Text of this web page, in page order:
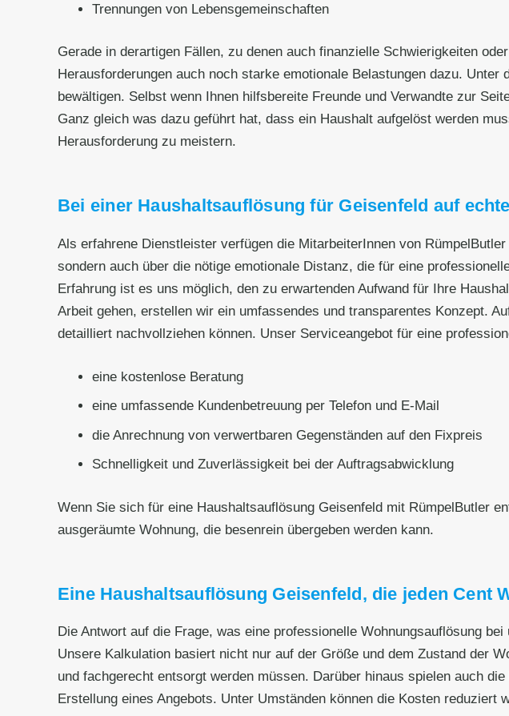
Trennungen von Lebensgemeinschaften
Gerade in derartigen Fällen, zu denen auch finanzielle Schwierigkeiten
Herausforderungen auch noch starke emotionale Belastungen dazu.
bewältigen. Selbst wenn Ihnen hilfsbereite Freunde und Verwandte zur
Ganz gleich was dazu geführt hat, dass ein Haushalt aufgelöst werden
Herausforderung zu meistern.
Bei einer Haushaltsauflösung für Geisenfeld auf
Als erfahrene Dienstleister verfügen die MitarbeiterInnen von
sondern auch über die nötige emotionale Distanz, die für eine
Erfahrung ist es uns möglich, den zu erwartenden Aufwand für Ihre
Arbeit gehen, erstellen wir ein umfassendes und transparentes Konzept.
detailliert nachvollziehen können. Unser Serviceangebot für eine
eine kostenlose Beratung
eine umfassende Kundenbetreuung per Telefon und E-Mail
die Anrechnung von verwertbaren Gegenständen auf den Fixpreis
Schnelligkeit und Zuverlässigkeit bei der Auftragsabwicklung
Wenn Sie sich für eine Haushaltsauflösung Geisenfeld mit RümpelButler
ausgeräumte Wohnung, die besenrein übergeben werden kann.
Eine Haushaltsauflösung Geisenfeld, die jeden Cent
Die Antwort auf die Frage, was eine professionelle Wohnungsauflösung
Unsere Kalkulation basiert nicht nur auf der Größe und dem Zustand der
und fachgerecht entsorgt werden müssen. Darüber hinaus spielen auch
Erstellung eines Angebots. Unter Umständen können die Kosten